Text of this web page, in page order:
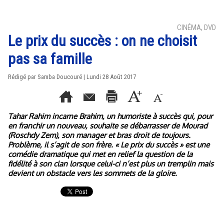
CINÉMA, DVD
Le prix du succès : on ne choisit
pas sa famille
Rédigé par Samba Doucouré | Lundi 28 Août 2017
Tahar Rahim incarne Brahim, un humoriste à succès qui, pour
en franchir un nouveau, souhaite se débarrasser de Mourad
(Roschdy Zem), son manager et bras droit de toujours.
Problème, il s’agit de son frère. « Le prix du succès » est une
comédie dramatique qui met en relief la question de la
fidélité à son clan lorsque celui-ci n’est plus un tremplin mais
devient un obstacle vers les sommets de la gloire.